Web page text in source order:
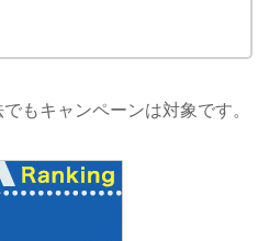
もキャンペーンは対象です。